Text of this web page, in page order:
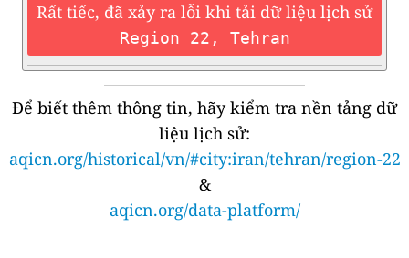
Rất tiếc, đã xảy ra lỗi khi tải dữ liệu lịch sử
Region 22, Tehran
Để biết thêm thông tin, hãy kiểm tra nền tảng dữ
liệu lịch sử:
aqicn.org/historical/vn/#city:iran/tehran/region-22
&
aqicn.org/data-platform/